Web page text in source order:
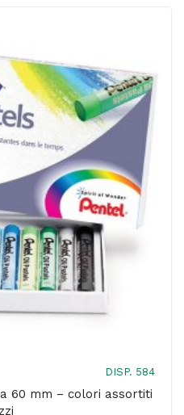
mm
85
mm
colori
assortiti
-
Primo
-
pezzi
DISP. 584
60 mm – colori assortiti